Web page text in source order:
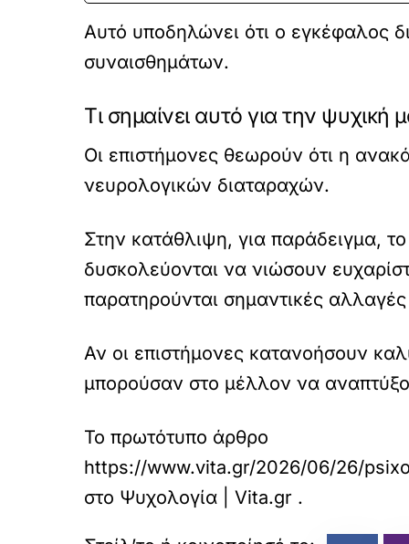
Αυτό υποδηλώνει ότι ο εγκέφαλος
συναισθημάτων.
Τι σημαίνει αυτό για την ψυχική
Οι επιστήμονες θεωρούν ότι η
νευρολογικών διαταραχών.
Στην κατάθλιψη, για παράδειγμα,
δυσκολεύονται να νιώσουν
παρατηρούνται σημαντικές
Αν οι επιστήμονες κατανοήσουν
μπορούσαν στο μέλλον να
Το πρωτότυπο άρθρο
https://www.vita.gr/2026/06/26/
στο Ψυχολογία | Vita.gr .